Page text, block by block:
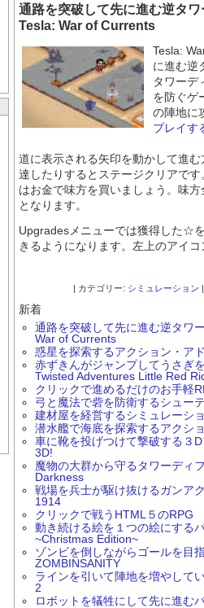
通路を突破して先に進む逆タ
Tesla: War of Currents
Tesla:
に進む逆
タワーデ
を防ぐゲ
の陣地に
プレイす
道に表示される矢印を動かして進
達したりするとステージクリアで
はお金で味方を買いましょう。味
となります。
Upgradesメニューでは獲得した☆
きるようになります。左上のアイ
| カテゴリー: シミュレーション
新着
通路を突破して先に進む逆タワ
War of Currents
惑星を探索するアクション・ア
赤ずきんがジャンプしてうさ
Twisted Adventures Little Red
クリックで進めるだけのお手軽
弓と魔法で砦を防衛するシュ
建材屋を経営するシミュレー
潜水艦で海底を探索するアク
車に靴を投げつけて撃破する
3D!
魔物の大群から守るタワーデ
Darkness
戦場を兵士が駆け抜けるガン
1914
クリックで戦うHTML５のRPG
動き続ける絵を１つの絵にす
~Christmas Edition~
ゾンビを倒しながらゴールを
ZOMBINSANITY
ラインを引いて陣地を増やし
2
ロボットを犠牲にして先に進